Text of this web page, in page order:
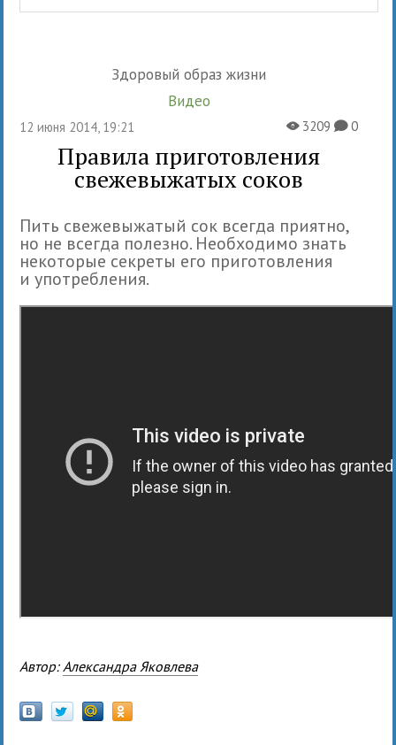
Здоровый образ жизни
Видео
12 июня 2014, 19:21 X3209K0
Правила приготовления
свежевыжатых соков
Пить свежевыжатый сок всегда приятно,
но не всегда полезно. Необходимо знать
некоторые секреты его приготовления
и употребления.
Автор: Александра Яковлева